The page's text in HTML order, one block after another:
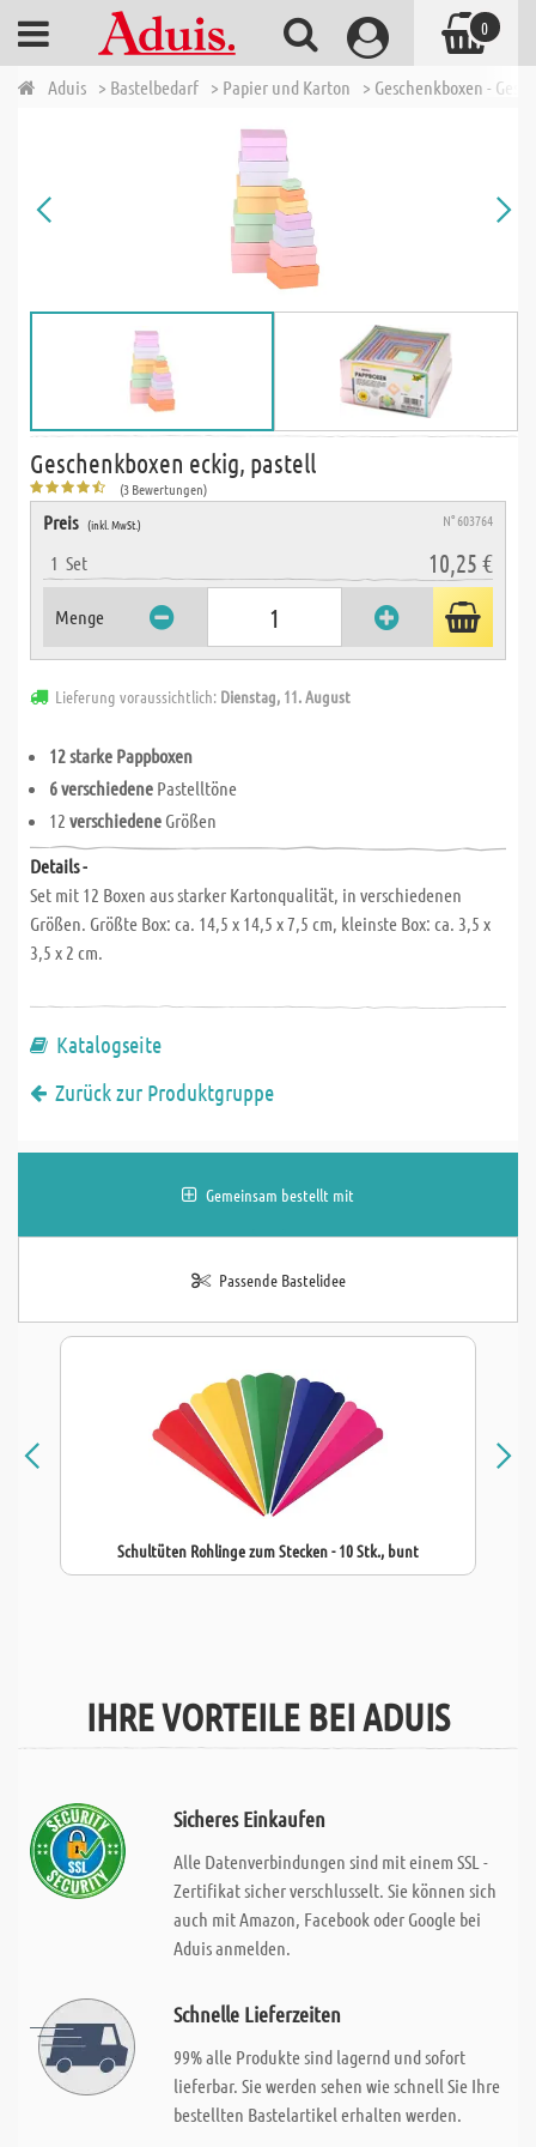
Aduis > Bastelbedarf > Papier und Karton > Geschenkboxen -
Geschenkboxen eckig, pastell
(3 Bewertungen)
Preis (inkl. MwSt.) N° 603764
1 Set 10,25 €
Menge
Lieferung voraussichtlich: Dienstag, 11. August
12 starke Pappboxen
6 verschiedene Pastelltöne
12 verschiedene Größen
Details -
Set mit 12 Boxen aus starker Kartonqualität, in verschiedenen
Größen. Größte Box: ca. 14,5 x 14,5 x 7,5 cm, kleinste Box: ca. 3,5 x
3,5 x 2 cm.
Katalogseite
Zurück zur Produktgruppe
Gemeinsam bestellt mit
Passende Bastelidee
Schultüten Rohlinge zum Stecken - 10 Stk., bunt
IHRE VORTEILE BEI ADUIS
Sicheres Einkaufen
Alle Datenverbindungen sind mit einem SSL -
Zertifikat sicher verschlusselt. Sie können sich
auch mit Amazon, Facebook oder Google bei
Aduis anmelden.
Schnelle Lieferzeiten
99% alle Produkte sind lagernd und sofort
lieferbar. Sie werden sehen wie schnell Sie Ihre
bestellten Bastelartikel erhalten werden.
0